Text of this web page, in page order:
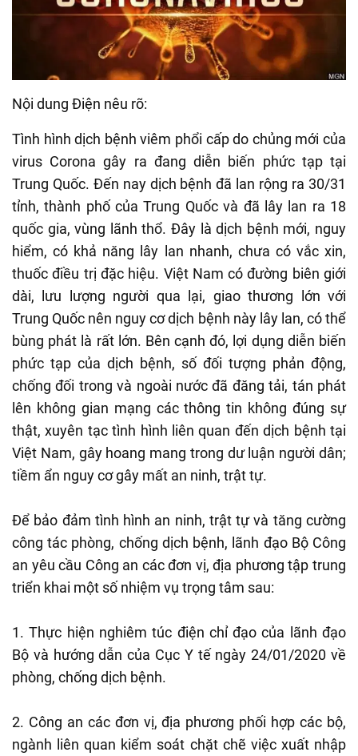
Nội dung Điện nêu rõ:
Tình hình dịch bệnh viêm phổi cấp do chủng mới của
virus Corona gây ra đang diễn biến phức tạp tại
Trung Quốc. Đến nay dịch bệnh đã lan rộng ra 30/31
tỉnh, thành phố của Trung Quốc và đã lây lan ra 18
quốc gia, vùng lãnh thổ. Đây là dịch bệnh mới, nguy
hiểm, có khả năng lây lan nhanh, chưa có vắc xin,
thuốc điều trị đặc hiệu. Việt Nam có đường biên giới
dài, lưu lượng người qua lại, giao thương lớn với
Trung Quốc nên nguy cơ dịch bệnh này lây lan, có thể
bùng phát là rất lớn. Bên cạnh đó, lợi dụng diễn biến
phức tạp của dịch bệnh, số đối tượng phản động,
chống đối trong và ngoài nước đã đăng tải, tán phát
lên không gian mạng các thông tin không đúng sự
thật, xuyên tạc tình hình liên quan đến dịch bệnh tại
Việt Nam, gây hoang mang trong dư luận người dân;
tiềm ẩn nguy cơ gây mất an ninh, trật tự.
Để bảo đảm tình hình an ninh, trật tự và tăng cường
công tác phòng, chống dịch bệnh, lãnh đạo Bộ Công
an yêu cầu Công an các đơn vị, địa phương tập trung
triển khai một số nhiệm vụ trọng tâm sau:
1. Thực hiện nghiêm túc điện chỉ đạo của lãnh đạo
Bộ và hướng dẫn của Cục Y tế ngày 24/01/2020 về
phòng, chống dịch bệnh.
2. Công an các đơn vị, địa phương phối hợp các bộ,
ngành liên quan kiểm soát chặt chẽ việc xuất nhập